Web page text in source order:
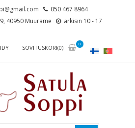
050 467 8964
40950 Muurame
arkisin 10 - 17
SOVITUSKORI(0)
0